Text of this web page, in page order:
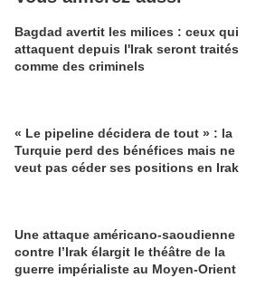
Bagdad avertit les milices : ceux qui
attaquent depuis l'Irak seront traités
comme des criminels
« Le pipeline décidera de tout » : la
Turquie perd des bénéfices mais ne
veut pas céder ses positions en Irak
Une attaque américano-saoudienne
contre l’Irak élargit le théâtre de la
guerre impérialiste au Moyen-Orient